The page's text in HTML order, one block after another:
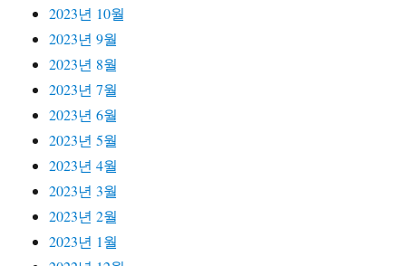
2023년 10월
2023년 9월
2023년 8월
2023년 7월
2023년 6월
2023년 5월
2023년 4월
2023년 3월
2023년 2월
2023년 1월